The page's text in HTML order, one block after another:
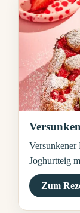
Joghurtteig
Zum